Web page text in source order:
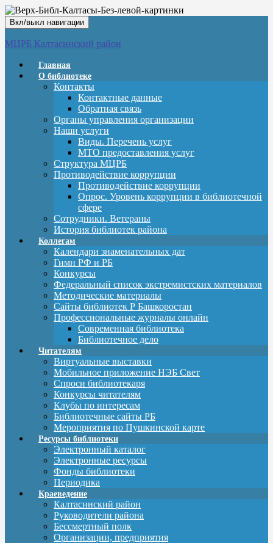
Вкл/выкл навигации
МЦРБ Калтасинский район
Главная
О библиотеке
Контакты
Контактные данные
Обратная связь
Органы управления организации
Наши услуги
Виды. Перечень услуг
МТО предоставления услуг
Структура МЦРБ
Противодействие коррупции
Противодействие коррупции
Опрос. Уровень коррупции в библиотечной
сфере
Сотрудники. Ветераны
История библиотек района
Коллегам
Календари знаменательных дат
Гимн РФ и РБ
Конкурсы
Федеральный список экстремистских материалов
Методические материалы
Сайты библиотек Р Башкоростан
Профессиональные журналы онлайн
Современная библиотека
Библиотечное дело
Читателям
Виртуальные выставки
Мобильное приложение НЭБ Свет
Спроси библиотекаря
Конкурсы читателям
Клубы по интересам
Библиотечные сайты РБ
Мероприятия по Пушкинской карте
Ресурсы библиотеки
Электронный каталог
Электронные ресурсы
Фонды библиотеки
Периодика
Краеведение
Калтасинский район
Руководители района
Бессмертный полк
Организации, предприятия